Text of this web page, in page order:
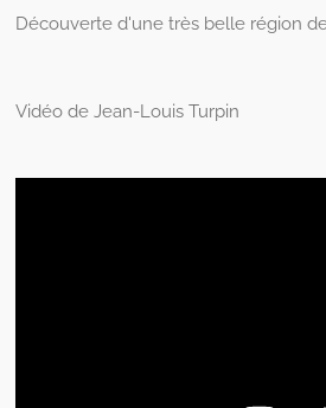
Découverte d'une très belle région
Vidéo de Jean-Louis Turpin